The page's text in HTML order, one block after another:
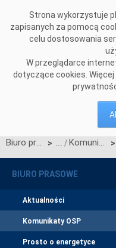
Strona wykorzystuje
zapisanych za pomocą
celu dostosowania
W przeglądarce
dotyczące cookies.
Biuro prasowe > Komunikaty OSP >
BIURO PRASOWE
Aktualności
Komunikaty OSP
Prosto o energetyce